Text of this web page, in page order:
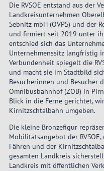
Die RVSOE entstand aus der
Landkreisunternehmen
Sebnitz mbH (OVPS) und der
und firmiert seit 2019 unter
entschied sich das
Unternehmenssitz langfristig
Verbundenheit spiegelt die
und macht sie im Stadtbild
Besucherinnen und Besucher
Omnibusbahnhof (ZOB) in
Blick in die Ferne gerichtet,
Kirnitzschtalbahn umgeben.
Die kleine Bronzefigur
Mobilitätsangebot der
Fähren und der
gesamten Landkreis
Landkreis mit öffentlichen